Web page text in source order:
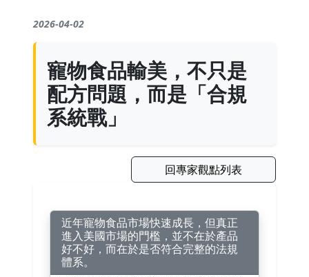
2026-04-02
寵物食品輸美，不只是
配方問題，而是「合規
系統戰」
回專家觀點列表
近年寵物食品市場快速成長，但真正
進入美國市場的門檻，並不在於產品
好不好，而在於是否符合完整的法規
體系。